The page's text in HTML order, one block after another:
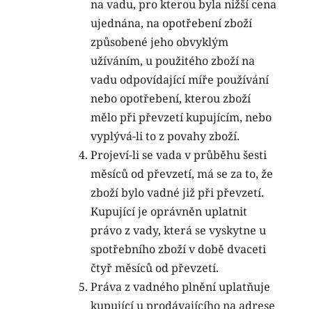
na vadu, pro kterou byla nižší cena
ujednána, na opotřebení zboží
způsobené jeho obvyklým
užíváním, u použitého zboží na
vadu odpovídající míře používání
nebo opotřebení, kterou zboží
mělo při převzetí kupujícím, nebo
vyplývá-li to z povahy zboží.
Projeví-li se vada v průběhu šesti
měsíců od převzetí, má se za to, že
zboží bylo vadné již při převzetí.
Kupující je oprávněn uplatnit
právo z vady, která se vyskytne u
spotřebního zboží v době dvaceti
čtyř měsíců od převzetí.
Práva z vadného plnění uplatňuje
kupující u prodávajícího na adrese